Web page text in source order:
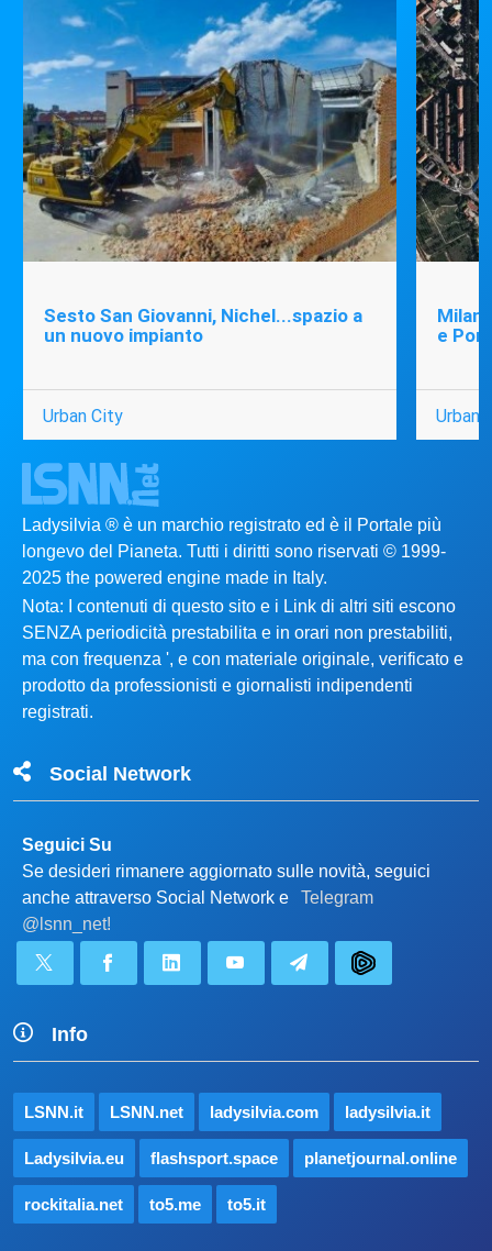
Sesto San Giovanni, Nichel...spazio a
un nuovo impianto
Urban City
e
Urban
Ladysilvia ® è un marchio registrato ed è il Portale più
longevo del Pianeta. Tutti i diritti sono riservati © 1999-
2025 the powered engine made in Italy.
Nota: I contenuti di questo sito e i Link di altri siti escono
SENZA periodicità prestabilita e in orari non prestabiliti,
ma con frequenza ', e con materiale originale, verificato e
prodotto da professionisti e giornalisti indipendenti
registrati.
Social Network
Seguici Su
Se desideri rimanere aggiornato sulle novità, seguici
anche attraverso Social Network e
Telegram
@lsnn_net!
Info
LSNN.it LSNN.net ladysilvia.com ladysilvia.it
Ladysilvia.eu flashsport.space planetjournal.online
rockitalia.net to5.me to5.it